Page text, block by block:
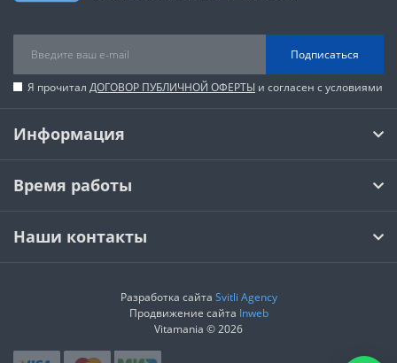
Подписаться
Я прочитал ДОГОВОР ПУБЛИЧНОЙ ОФЕРТЫ и согласен с условиями
Информация
Время работы
Наши контакты
Разработка сайта Svitli Agency
Продвижение сайта Inweb
Vitamania © 2026